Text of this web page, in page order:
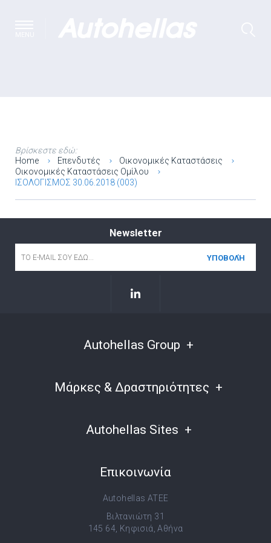
Βρίσκεστε εδώ:
Home
Επενδυτές
Οικονομικές Καταστάσεις
Οικονομικές Καταστάσεις Ομίλου
ΙΣΟΛΟΓΙΣΜΟΣ 30.06.2018 (003)
Newsletter
Autohellas Group
Μάρκες & Δραστηριότητες
Autohellas Sites
Επικοινωνία
Autohellas ATEE
Βιλτανιώτη 31
145 64, Κηφισιά, Αθήνα